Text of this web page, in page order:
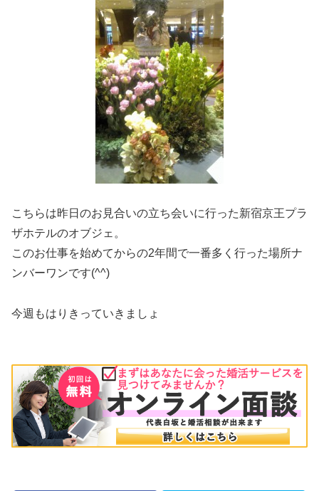
こちらは昨日のお見合いの立ち会いに行った新宿京王プラ
ザホテルのオブジェ。
このお仕事を始めてからの2年間で一番多く行った場所ナ
ンバーワンです(^^)
今週もはりきっていきましょ